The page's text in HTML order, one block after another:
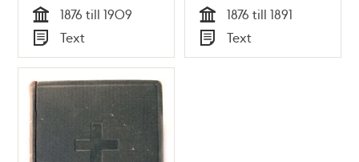
Tid
1876 till 1909
Typ
Text
hösten 1876 till
hösten 1891 / [Elsa
Borg]
Tid
1876 till 1891
Typ
Text